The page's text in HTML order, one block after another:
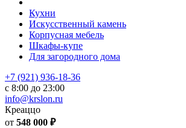
Кухни
Искусственный камень
Корпусная мебель
Шкафы-купе
Для загородного дома
+7 (921) 936-18-36
с 8:00 до 23:00
info@krslon.ru
Креаццо
от 548 000 ₽